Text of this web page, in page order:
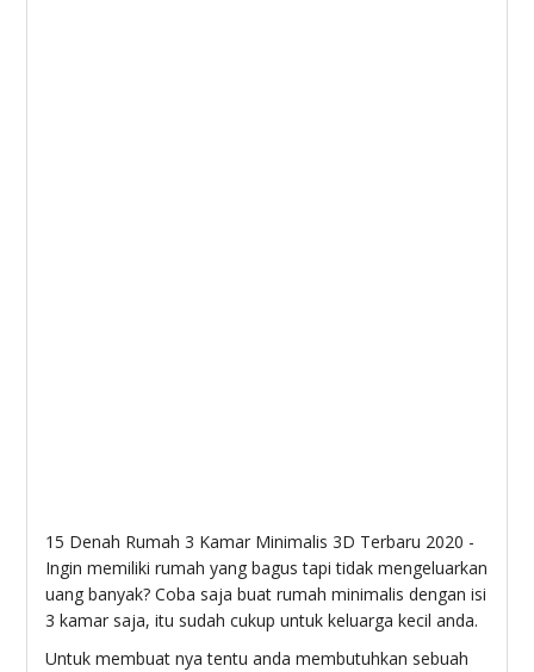
15 Denah Rumah 3 Kamar Minimalis 3D Terbaru 2020 -
Ingin memiliki rumah yang bagus tapi tidak mengeluarkan
uang banyak? Coba saja buat rumah minimalis dengan isi
3 kamar saja, itu sudah cukup untuk keluarga kecil anda.
Untuk membuat nya tentu anda membutuhkan sebuah